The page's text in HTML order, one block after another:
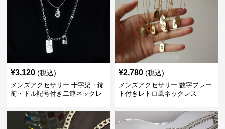
¥3,120 (税込)
メンズアクセサリー 十字架・錠
前・ドル記号付き二連ネックレ
¥2,780 (税込)
メンズアクセサリー 数字プレー
ト付きレトロ風ネックレス